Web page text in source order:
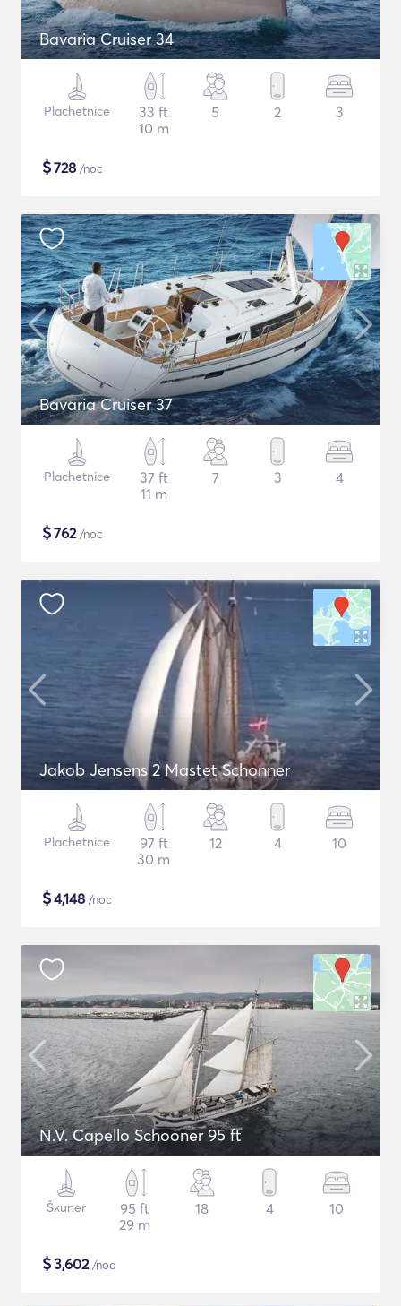
Bavaria Cruiser 34
Plachetnice
33 ft
10 m
5 2 3
$728 /noc
Bavaria Cruiser 37
Plachetnice
37 ft
11 m
7 3 4
$762/noc
Jakob Jensens 2 Mastet Schonner
Plachetnice
97 ft
30 m
12 4 10
$4,148 /noc
N.V. Capello Schooner 95 ft
Škuner
95 ft
29 m
18 4 10
$3,602/noc